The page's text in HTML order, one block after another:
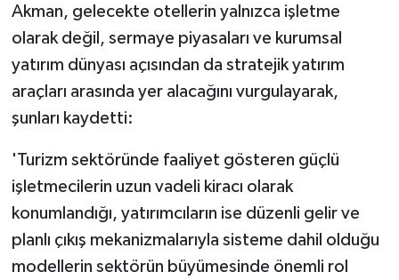
Akman, gelecekte otellerin yalnızca işletme
olarak değil, sermaye piyasaları ve kurumsal
yatırım dünyası açısından da stratejik yatırım
araçları arasında yer alacağını vurgulayarak,
şunları kaydetti:
'Turizm sektöründe faaliyet gösteren güçlü
işletmecilerin uzun vadeli kiracı olarak
konumlandığı, yatırımcıların ise düzenli gelir ve
planlı çıkış mekanizmalarıyla sisteme dahil olduğu
modellerin sektörün büyümesinde önemli rol